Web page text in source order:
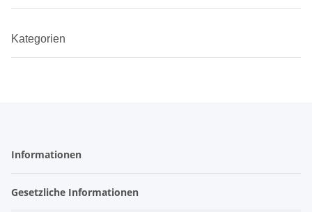
Kategorien
Informationen
Gesetzliche Informationen